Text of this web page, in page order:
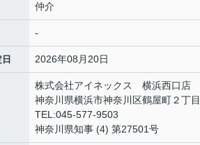
仲介
-
2026年08月20日
株式会社アイネックス 横浜西口店
神奈川県横浜市神奈川区鶴屋町２丁
TEL:045-577-9503
神奈川県知事 (4) 第27501号